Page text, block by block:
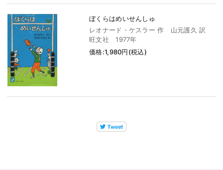
ぼくらはめいせんしゅ
レオナード・ケスラー 作 山元護久 訳
旺文社 1977年
価格:1,980円(税込)